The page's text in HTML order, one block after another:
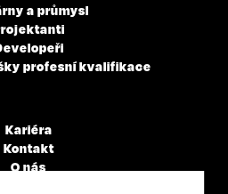
a průmysl
profesní kvalifikace
Kariéra
Kontakt
O nás